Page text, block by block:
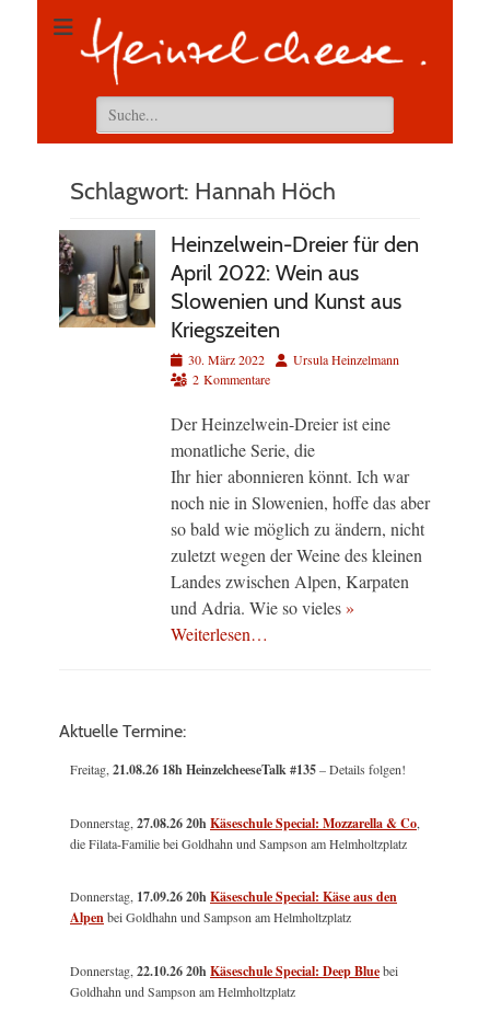
Suchen
nach:
Schlagwort: Hannah Höch
Heinzelwein-Dreier für den
April 2022: Wein aus
Slowenien und Kunst aus
Kriegszeiten
Veröffentlicht
am
30. März 2022 AutorUrsula Heinzelmann
2 Kommentare
Der Heinzelwein-Dreier ist eine
monatliche Serie, die
Ihr hier abonnieren könnt. Ich war
noch nie in Slowenien, hoffe das aber
so bald wie möglich zu ändern, nicht
zuletzt wegen der Weine des kleinen
Landes zwischen Alpen, Karpaten
und Adria. Wie so vieles»
Weiterlesen…
Aktuelle Termine:
Freitag,21.08.26 18h HeinzelcheeseTalk #135– Details folgen!
Donnerstag,27.08.26 20hKäseschule Special: Mozzarella & Co,
die Filata-Familie bei Goldhahn und Sampson am Helmholtzplatz
Donnerstag, 17.09.26 20hKäseschule Special: Käse aus den
Alpenbei Goldhahn und Sampson am Helmholtzplatz
Donnerstag,22.10.26 20hKäseschule Special: Deep Bluebei
Goldhahn und Sampson am Helmholtzplatz